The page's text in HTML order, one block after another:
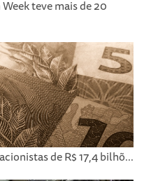
teve mais de 20
de R$ 17,4 bilhõ...